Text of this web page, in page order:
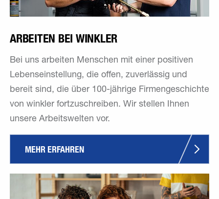
ARBEITEN BEI WINKLER
Bei uns arbeiten Menschen mit einer positiven
Lebenseinstellung, die offen, zuverlässig und
bereit sind, die über 100-jährige Firmengeschichte
von winkler fortzuschreiben. Wir stellen Ihnen
unsere Arbeitswelten vor.
MEHR ERFAHREN